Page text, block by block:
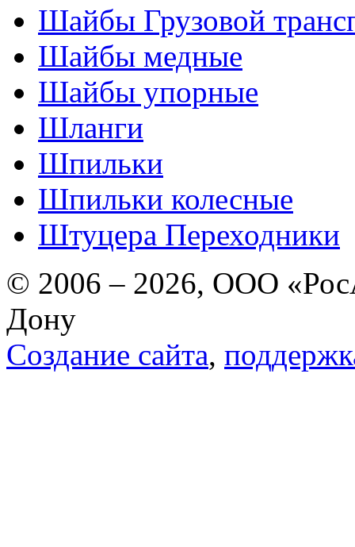
Шайбы Грузовой
Шайбы медные
Шайбы упорные
Шланги
Шпильки
Шпильки колесные
Штуцера Переходники
© 2006 – 2026, ООО
Дону
Создание сайта,